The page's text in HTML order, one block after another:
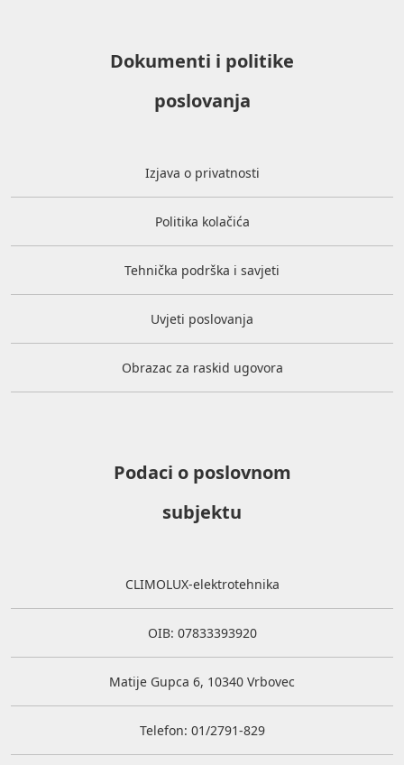
Dokumenti i politike
poslovanja
Izjava o privatnosti
Politika kolačića
Tehnička podrška i savjeti
Uvjeti poslovanja
Obrazac za raskid ugovora
Podaci o poslovnom
subjektu
CLIMOLUX-elektrotehnika
OIB: 07833393920
Matije Gupca 6, 10340 Vrbovec
Telefon: 01/2791-829